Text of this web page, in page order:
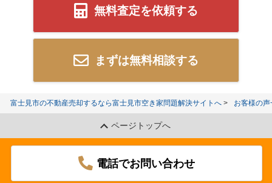
無料査定を依頼する
まずは無料相談する
富士見市の不動産売却するなら富士見市空き家問題解決サイトへ お客様の声
ページトップへ
電話でお問い合わせ